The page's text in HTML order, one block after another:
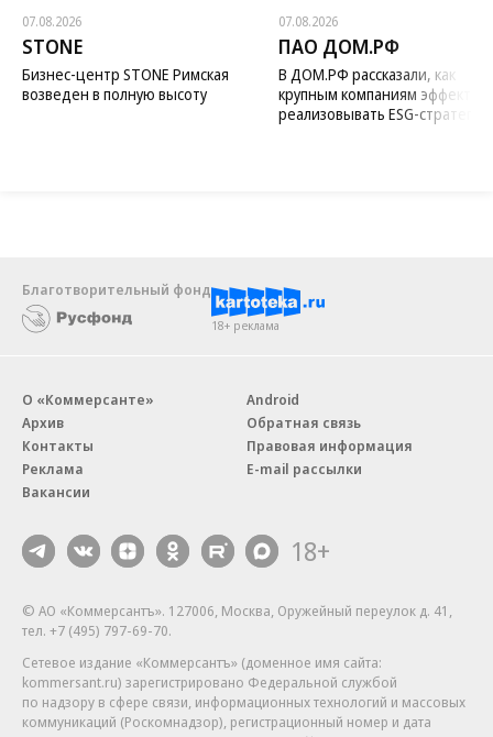
07.08.2026
STONE
Бизнес-центр STONE Римская
возведен в полную высоту
07.08.2026
ПАО ДОМ.РФ
В ДОМ.РФ рассказали, как
крупным компаниям
реализовывать ESG-стратегию
Благотворительный фонд
18+ реклама
О «Коммерсанте»
Архив
Контакты
Реклама
Вакансии
Android
Обратная связь
Правовая информация
E-mail рассылки
18+
© АО «Коммерсантъ». 127006, Москва, Оружейный переулок д. 41,
тел. +7 (495) 797-69-70.
Сетевое издание «Коммерсантъ» (доменное имя сайта:
kommersant.ru) зарегистрировано Федеральной службой
по надзору в сфере связи, информационных технологий и массовых
коммуникаций (Роскомнадзор), регистрационный номер и дата